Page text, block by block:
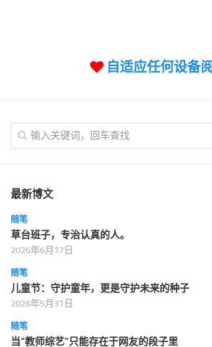
友情链接
自适应任何设备
最新博文
随笔
草台班子，专治认真的人。
2026年6月17日
随笔
儿童节：守护童年，更是守护未来的种子
2026年5月31日
随笔
当“教师综艺”只能存在于网友的段子里